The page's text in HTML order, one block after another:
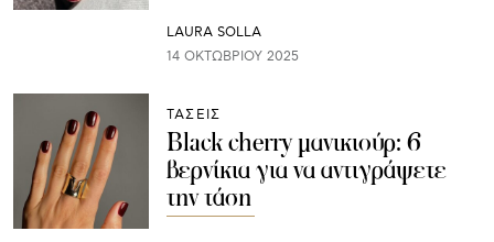
LAURA SOLLA
14 ΟΚΤΩΒΡΊΟΥ 2025
ΤΑΣΕΙΣ
Black cherry μανικιούρ: 6
βερνίκια για να αντιγράψετε
την τάση